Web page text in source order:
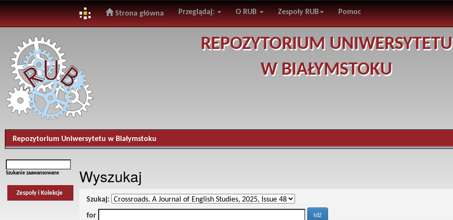
navigation
Strona główna Przeglądaj: O RUB Zespoły RUB Pomoc
REPOZYTORIUM UNIWERSYTETU
W BIAŁYMSTOKU
Repozytorium Uniwersytetu w Białymstoku
Szukanie zaawansowane
Zespoły i Kolekcje
Wyszukaj
Szukaj:
for